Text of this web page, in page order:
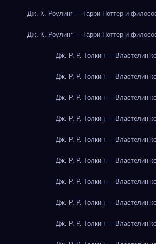
Дж. К. Роулинг — Гарри Поттер и
Дж. К. Роулинг — Гарри Поттер и
Дж. Р. Р. Толкин — Властелин
Дж. Р. Р. Толкин — Властелин
Дж. Р. Р. Толкин — Властелин
Дж. Р. Р. Толкин — Властелин
Дж. Р. Р. Толкин — Властелин
Дж. Р. Р. Толкин — Властелин
Дж. Р. Р. Толкин — Властелин
Дж. Р. Р. Толкин — Властелин
Дж. Р. Р. Толкин — Властелин